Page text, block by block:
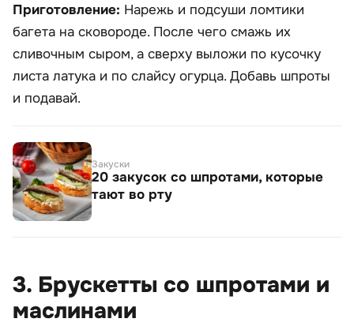
Приготовление: Нарежь и подсуши ломтики
багета на сковороде. После чего смажь их
сливочным сыром, а сверху выложи по кусочку
листа латука и по слайсу огурца. Добавь шпроты
и подавай.
Закуски
20 закусок со шпротами, которые
тают во рту
3. Брускетты со шпротами и
маслинами